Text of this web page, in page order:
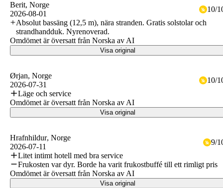
Berit, Norge
2026-08-01
10/
Absolut bassäng (12,5 m), nära stranden. Gratis solstolar och
strandhandduk. Nyrenoverad.
Omdömet är översatt från Norska av AI
Visa original
Ørjan, Norge
2026-07-31
10/
Läge och service
Omdömet är översatt från Norska av AI
Visa original
Hrafnhildur, Norge
2026-07-11
9/
Litet intimt hotell med bra service
Frukosten var dyr. Borde ha varit frukostbuffé till ett rimligt pris
Omdömet är översatt från Norska av AI
Visa original